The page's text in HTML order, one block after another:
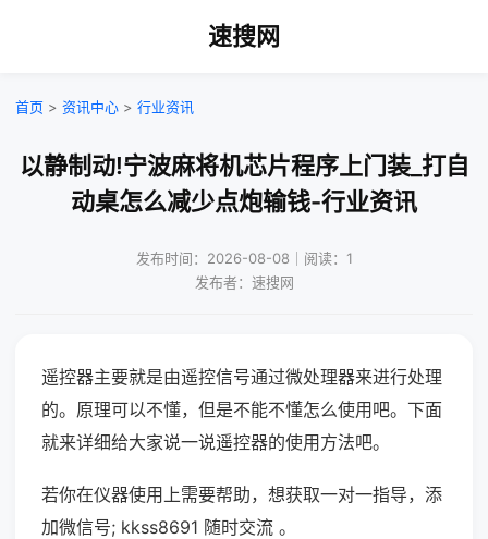
速搜网
首页 > 资讯中心 > 行业资讯
以静制动!宁波麻将机芯片程序上门装_打自
动桌怎么减少点炮输钱-行业资讯
发布时间：2026-08-08｜阅读：1
发布者：速搜网
遥控器主要就是由遥控信号通过微处理器来进行处理
的。原理可以不懂，但是不能不懂怎么使用吧。下面
就来详细给大家说一说遥控器的使用方法吧。
若你在仪器使用上需要帮助，想获取一对一指导，添
加微信号; kkss8691 随时交流 。